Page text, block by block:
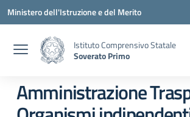
Vai ai contenuti
Vai al menu di navigazione
Vai al footer
Ministero dell'Istruzione e del Merito
Istituto Comprensivo Statale
Soverato Primo
Amministrazione